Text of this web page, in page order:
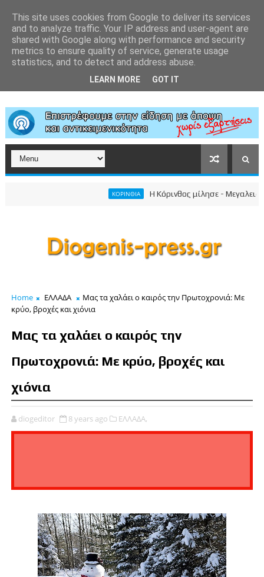
ΚΟΡΙΝΘΙΑ Η Κόρινθος μίλησε - Μεγαλειώδης
Home ΕΛΛΑΔΑ
Μας τα χαλάει ο καιρός την Πρωτοχρονιά: Με
κρύο, βροχές και χιόνια
Μας τα χαλάει ο καιρός την
Πρωτοχρονιά: Με κρύο, βροχές και
χιόνια
diogeditor 8 years ago ΕΛΛΑΔΑ,
This site uses cookies from Google to deliver its services
and to analyze traffic. Your IP address and user-agent are
shared with Google along with performance and security
metrics to ensure quality of service, generate usage
statistics, and to detect and address abuse.
LEARN MORE GOT IT